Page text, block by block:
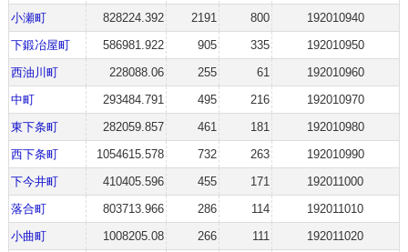
小瀬町
828224.392 2191 800
192010940
下鍛冶屋町
586981.922 905 335
192010950
西油川町
228088.06 255 61
192010960
中町
293484.791 495 216
192010970
東下条町
282059.857 461 181
192010980
西下条町
1054615.578 732 263
192010990
下今井町
410405.596 455 171
192011000
落合町
803713.966 286 114
192011010
小曲町
1008205.08 266 111
192011020